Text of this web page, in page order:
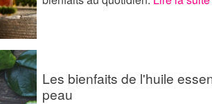
Les bienfaits de l'huile
peau